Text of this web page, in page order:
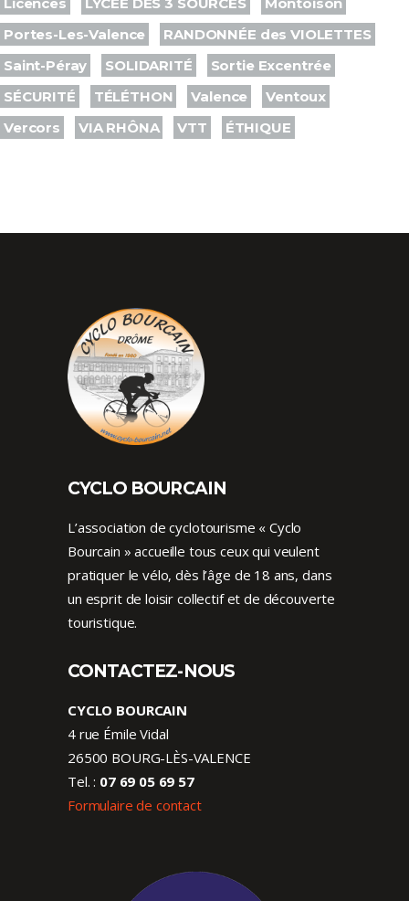
Licences
LYCÉE DES 3 SOURCES
Montoison
Portes-Les-Valence
RANDONNÉE des VIOLETTES
Saint-Péray
SOLIDARITÉ
Sortie Excentrée
SÉCURITÉ
TÉLÉTHON Valence
Ventoux
Vercors
VIA RHÔNA VTT ÉTHIQUE
CYCLO BOURCAIN
L’association de cyclotourisme « Cyclo
Bourcain » accueille tous ceux qui veulent
pratiquer le vélo, dès l’âge de 18 ans, dans
un esprit de loisir collectif et de découverte
touristique.
CONTACTEZ-NOUS
CYCLO BOURCAIN
4 rue Émile Vidal
26500 BOURG-LÈS-VALENCE
Tel. : 07 69 05 69 57
Formulaire de contact